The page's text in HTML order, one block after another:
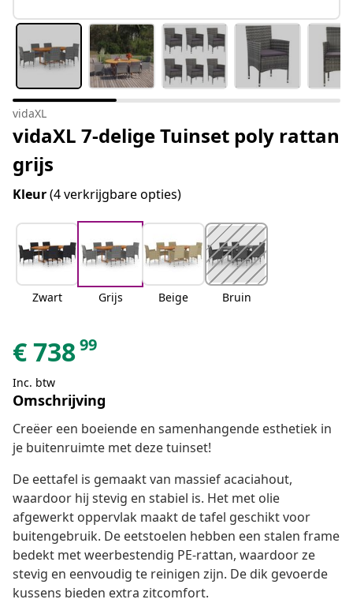
vidaXL
vidaXL 7-delige Tuinset poly rattan
grijs
Kleur(4 verkrijgbare opties)
Zwart Grijs Beige Bruin
€73899
Inc. btw
Omschrijving
Creëer een boeiende en samenhangende esthetiek in
je buitenruimte met deze tuinset!
De eettafel is gemaakt van massief acaciahout,
waardoor hij stevig en stabiel is. Het met olie
afgewerkt oppervlak maakt de tafel geschikt voor
buitengebruik. De eetstoelen hebben een stalen frame
bedekt met weerbestendig PE-rattan, waardoor ze
stevig en eenvoudig te reinigen zijn. De dik gevoerde
kussens bieden extra zitcomfort.